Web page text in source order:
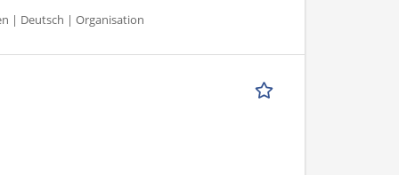
| Deutsch | Organisation